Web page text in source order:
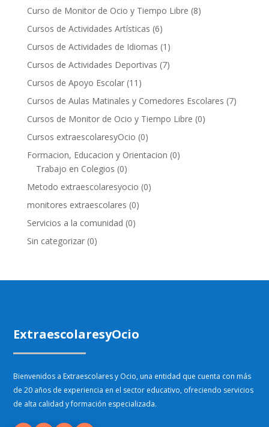
Curso de Monitor de Ocio y Tiempo Libre (8)
Cursos de Actividades Artísticas (6)
Cursos de Actividades de Idiomas (1)
Cursos de Actividades Deportivas (7)
Cursos de Apoyo Escolar (11)
Cursos de Aulas Matinales y Comedores Escolares (7)
Cursos de Monitor de Ocio y Tiempo Libre (0)
Cursos extraescolaresyOcio (0)
Formacion, Educacion y Orientacion (0)
Trabajo en Colegios (0)
Metodo extraescolaresyocio (0)
monitores extraescolares (0)
Servicios a la comunidad (0)
Sin categorizar (0)
ExtraescolaresyOcio
Bienvenidos a Extraescolares y Ocio, una entidad que cuenta con más
de 20 años de experiencia en el sector educativo, ofreciendo servicios
de alta calidad y formación especializada.